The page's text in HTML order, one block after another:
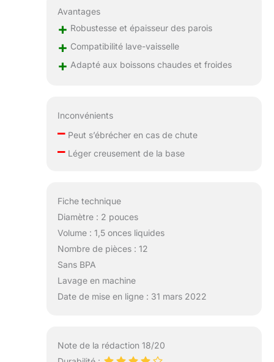
Avantages
+ Robustesse et épaisseur des parois
+ Compatibilité lave-vaisselle
+ Adapté aux boissons chaudes et froides
Inconvénients
–Peut s’ébrécher en cas de chute
–Léger creusement de la base
Fiche technique
Diamètre : 2 pouces
Volume : 1,5 onces liquides
Nombre de pièces : 12
Sans BPA
Lavage en machine
Date de mise en ligne : 31 mars 2022
Note de la rédaction 18/20